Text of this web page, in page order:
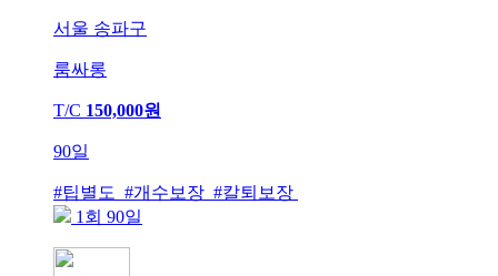
서울 송파구
룸싸롱
T/C 150,000원
90일
#팁별도 #개수보장 #칼퇴보장
1회 90일